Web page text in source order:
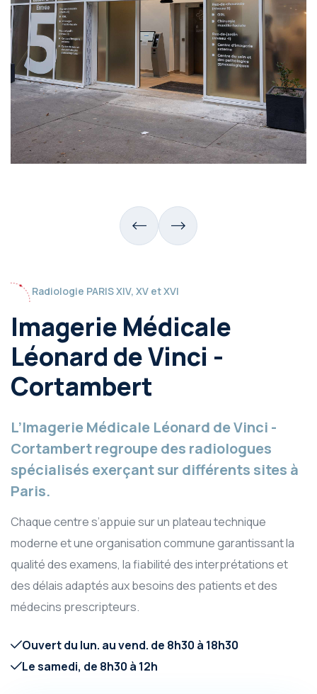
Radiologie PARIS XIV, XV et XVI
Imagerie Médicale
Léonard de Vinci -
Cortambert
L’Imagerie Médicale Léonard de Vinci -
Cortambert regroupe des radiologues
spécialisés exerçant sur différents sites à
Paris.
Chaque centre s’appuie sur un plateau technique
moderne et une organisation commune garantissant la
qualité des examens, la fiabilité des interprétations et
des délais adaptés aux besoins des patients et des
médecins prescripteurs.
Ouvert du lun. au vend. de 8h30 à 18h30
Le samedi, de 8h30 à 12h